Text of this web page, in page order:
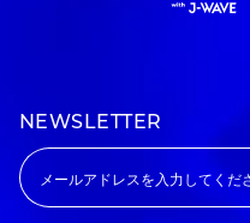
NEWSLETTER